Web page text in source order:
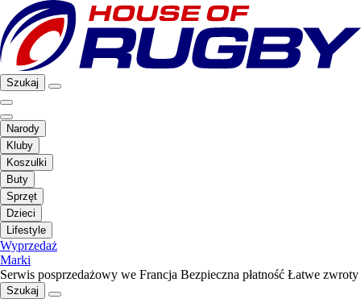
Szukaj
Narody
Kluby
Koszulki
Buty
Sprzęt
Dzieci
Lifestyle
Wyprzedaż
Marki
Serwis posprzedażowy we Francja Bezpieczna płatność Łatwe zwroty
Szukaj